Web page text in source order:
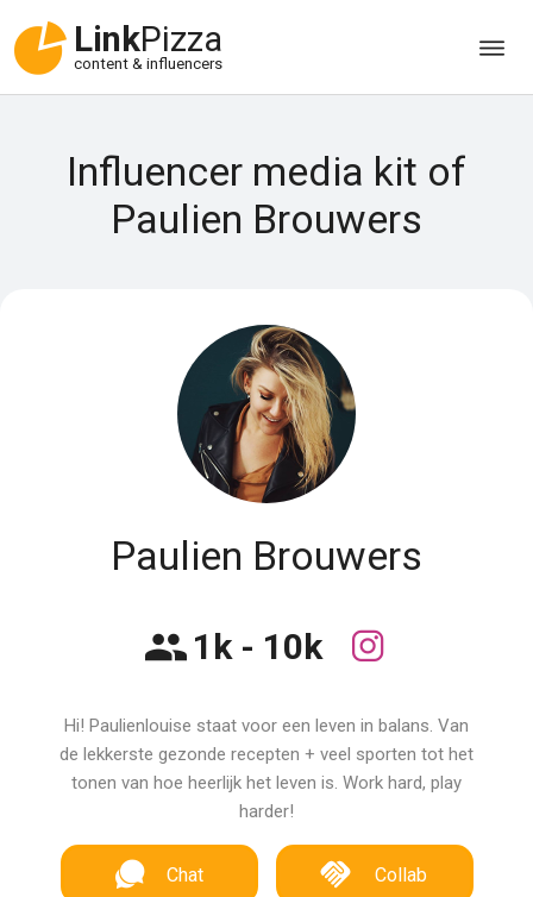
LinkPizza
content & influencers
Influencer media kit of
Paulien Brouwers
Paulien Brouwers
1k - 10k
Hi! Paulienlouise staat voor een leven in balans. Van
de lekkerste gezonde recepten + veel sporten tot het
tonen van hoe heerlijk het leven is. Work hard, play
harder!
Chat Collab